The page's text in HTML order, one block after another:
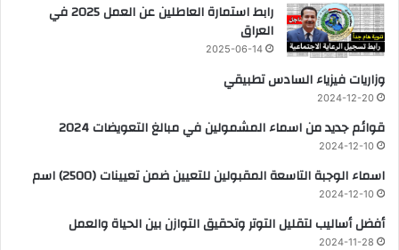
رابط استمارة العاطلين عن العمل 2025 في
العراق
2025-06-14
وزاريات فيزياء السادس تطبيقي
2024-12-20
قوائم جديد من اسماء المشمولين في مبالغ التعويضات 2024
2024-12-10
اسماء الوجبة التاسعة المقبولين للتعيين ضمن تعيينات (2500) اسم
2024-12-10
أفضل أساليب لتقليل التوتر وتحقيق التوازن بين الحياة والعمل
2024-11-28